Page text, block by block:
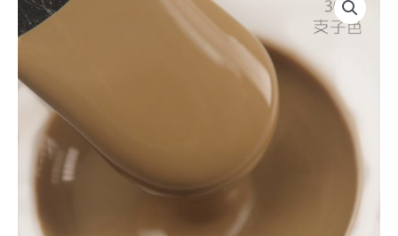
美
甲
罐
裝